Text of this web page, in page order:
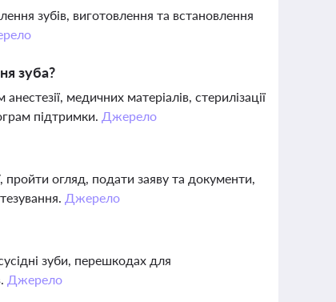
зубів, виготовлення та встановлення
зуба?
медичних матеріалів, стерилізації
підтримки. Джерело
огляд, подати заяву та документи,
Джерело
зуби, перешкодах для
Джерело